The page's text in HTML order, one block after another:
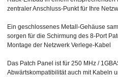
zentraler Anschluss-Punkt für Ihre
Ein geschlossenes Metall-Gehäuse
sorgen für die Schirmung des 8-Port
Montage der Netzwerk Verlege-Kabel
Das Patch Panel ist für 250 MHz /
Abwärtskompatibilität auch mit Kabeln